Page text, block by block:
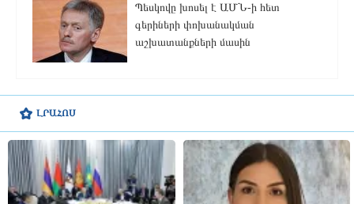
ԼՐԱՀՈՍ
Պեսկովը խոսել է ԱՄՆ-ի հետ
գերիների փոխանակման
աշխատանքների մասին